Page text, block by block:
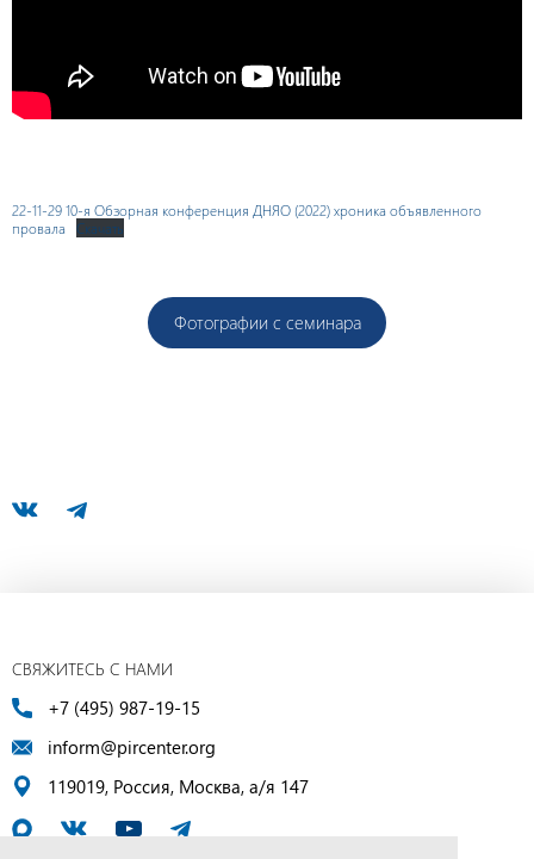
22-11-29 10-я Обзорная конференция ДНЯО (2022) хроника объявленного
провала
Скачать
Фотографии с семинара
СВЯЖИТЕСЬ С НАМИ
+7 (495) 987-19-15
inform@pircenter.org
119019, Россия, Москва, а/я 147